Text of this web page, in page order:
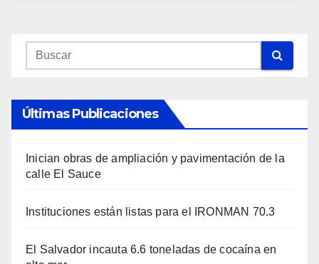
Últimas Publicaciones
Inician obras de ampliación y pavimentación de la
calle El Sauce
Instituciones están listas para el IRONMAN 70.3
El Salvador incauta 6.6 toneladas de cocaína en